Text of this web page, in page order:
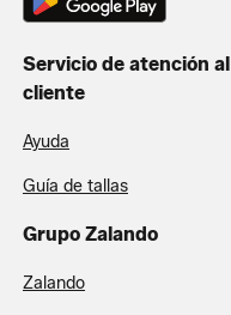
Servicio de atención al
cliente
Ayuda
Guía de tallas
Grupo Zalando
Zalando